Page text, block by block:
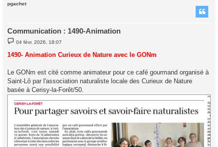
pgachet
Communication : 1490-Animation
M
e
s
s
g
e
04 févr. 2026, 18:07
1490- Animation Curieux de Nature avec le GONm
Le GONm est cité comme animateur pour ce café gourmand organisé à
Saint-Lô par l'association naturaliste locale des Curieux de Nature
basée à Cerisy-la-Forêt/50.